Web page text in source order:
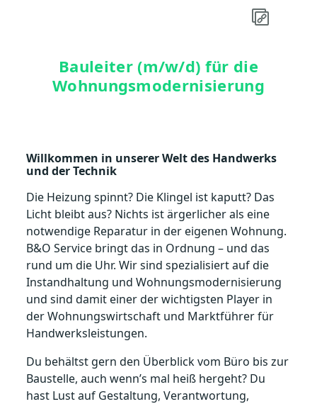
Bauleiter (m/w/d) für die
Wohnungsmodernisierung
Willkommen in unserer Welt des Handwerks
und der Technik
Die Heizung spinnt? Die Klingel ist kaputt? Das
Licht bleibt aus? Nichts ist ärgerlicher als eine
notwendige Reparatur in der eigenen Wohnung.
B&O Service bringt das in Ordnung – und das
rund um die Uhr. Wir sind spezialisiert auf die
Instandhaltung und Wohnungsmodernisierung
und sind damit einer der wichtigsten Player in
der Wohnungswirtschaft und Marktführer für
Handwerksleistungen.
Du behältst gern den Überblick vom Büro bis zur
Baustelle, auch wenn’s mal heiß hergeht? Du
hast Lust auf Gestaltung, Verantwortung,